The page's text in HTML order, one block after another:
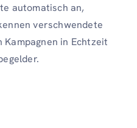
automatisch an,
verschwendete
in Echtzeit